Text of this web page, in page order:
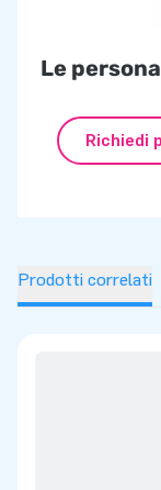
Le
Richiedi
Prodotti correlati